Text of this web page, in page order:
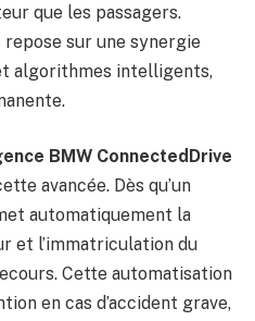
que les passagers.
repose sur une synergie
algorithmes intelligents,
BMW ConnectedDrive
avancée. Dès qu’un
automatiquement la
et l’immatriculation du
Cette automatisation
en cas d’accident grave,